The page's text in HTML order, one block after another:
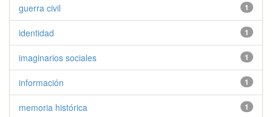
1
guerra civil
1
identidad
1
imaginarios sociales
1
información
1
memoria histórica